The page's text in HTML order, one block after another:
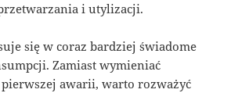
i utylizacji.
się w coraz bardziej świadome
Zamiast wymieniać
awarii, warto rozważyć